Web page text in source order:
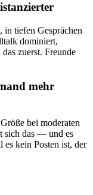
tiefen Gesprächen
dominiert,
zuerst. Freunde
mehr
bei moderaten
sich das — und es
es kein Posten ist, der